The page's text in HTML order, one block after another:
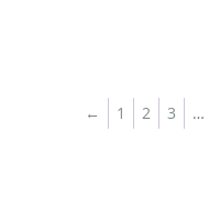
← 1 2 3 …